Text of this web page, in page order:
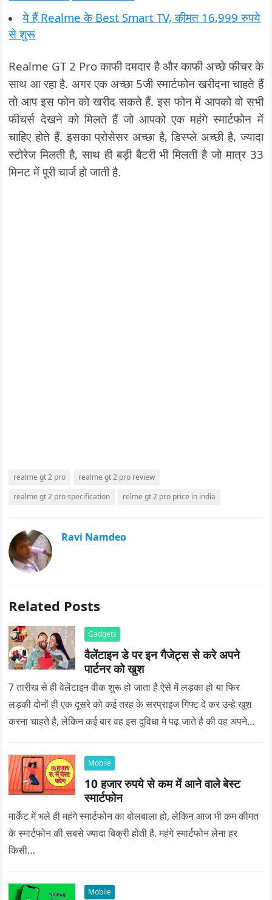
ये हैं Realme के Best Smart TV, कीमत 16,999 रुपये
से शुरू
Realme GT 2 Pro काफी दमदार है और काफी अच्छे फीचर के
साथ आ रहा है. अगर एक अच्छा 5जी स्मार्टफोन खरीदना चाहते हैं
तो आप इस फोन को खरीद सकते हैं. इस फोन में आपको वो सभी
फीचर्स देखने को मिलते हैं जो आपको एक महंगे स्मार्टफोन में
चाहिए होते हैं. इसका प्रोसेसर अच्छा है, डिस्प्ले अच्छी है, ज्यादा
स्टोरेज मिलती है, साथ ही बड़ी बैटरी भी मिलती है जो मात्र 33
मिनट में पूरी चार्ज हो जाती है.
realme gt 2 pro
realme gt 2 pro review
realme gt 2 pro specification
relme gt 2 pro price in india
Ravi Namdeo
Related Posts
Gadgets
वैलेंटाइन डे पर इन गैजेट्स से करे अपने
पार्टनर को खुश
7 तारीख से ही वेलेंटाइन वीक शुरू हो जाता है ऐसे में लड़का हो या फिर
लड़की दोनों ही एक दूसरे को कई तरह के सरप्राइज गिफ्ट दे कर उन्हे खुश
करना चाहते है, लेकिन कई बार वह इस दुविधा मे पढ़ जाते है की वह अपने
Mobile
10 हजार रुपये से कम में आने वाले बेस्ट
स्मार्टफोन
मार्केट में भले ही महंगे स्मार्टफोन का बोलबाला हो, लेकिन आज भी कम कीमत
के स्मार्टफोन की सबसे ज्यादा बिक्री होती है. महंगे स्मार्टफोन लेना हर
किसी…
Mobile